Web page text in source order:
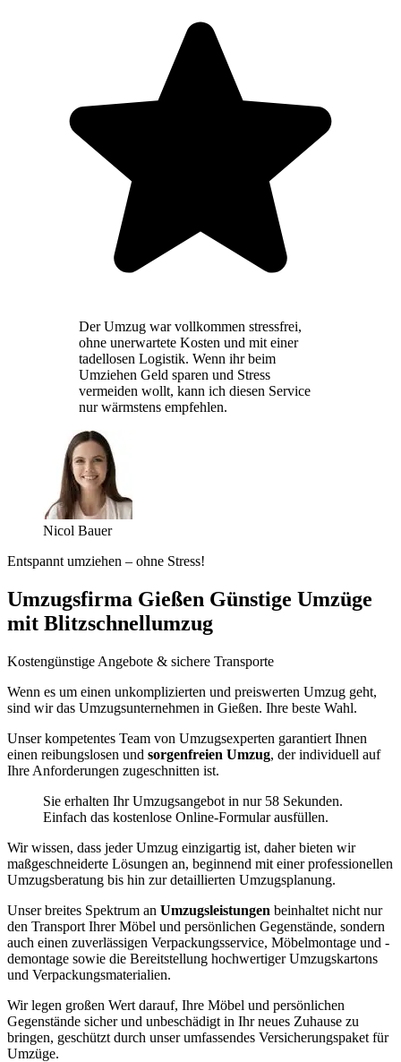
Der Umzug war vollkommen stressfrei,
ohne unerwartete Kosten und mit einer
tadellosen Logistik. Wenn ihr beim
Umziehen Geld sparen und Stress
vermeiden wollt, kann ich diesen Service
nur wärmstens empfehlen.
Nicol Bauer
Entspannt umziehen – ohne Stress!
Umzugsfirma Gießen Günstige Umzüge
mit Blitzschnellumzug
Kostengünstige Angebote & sichere Transporte
Wenn es um einen unkomplizierten und preiswerten Umzug geht,
sind wir das Umzugsunternehmen in Gießen. Ihre beste Wahl.
Unser kompetentes Team von Umzugsexperten garantiert Ihnen
einen reibungslosen und sorgenfreien Umzug, der individuell auf
Ihre Anforderungen zugeschnitten ist.
Sie erhalten Ihr Umzugsangebot in nur 58 Sekunden.
Einfach das kostenlose Online-Formular ausfüllen.
Wir wissen, dass jeder Umzug einzigartig ist, daher bieten wir
maßgeschneiderte Lösungen an, beginnend mit einer professionellen
Umzugsberatung bis hin zur detaillierten Umzugsplanung.
Unser breites Spektrum an Umzugsleistungen beinhaltet nicht nur
den Transport Ihrer Möbel und persönlichen Gegenstände, sondern
auch einen zuverlässigen Verpackungsservice, Möbelmontage und -
demontage sowie die Bereitstellung hochwertiger Umzugskartons
und Verpackungsmaterialien.
Wir legen großen Wert darauf, Ihre Möbel und persönlichen
Gegenstände sicher und unbeschädigt in Ihr neues Zuhause zu
bringen, geschützt durch unser umfassendes Versicherungspaket für
Umzüge.